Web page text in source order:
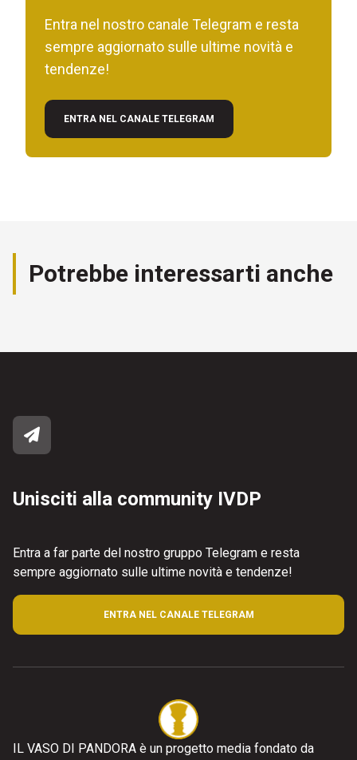
Entra nel nostro canale Telegram e resta
sempre aggiornato sulle ultime novità e
tendenze!
ENTRA NEL CANALE TELEGRAM
Potrebbe interessarti anche
Unisciti alla community IVDP
Entra a far parte del nostro gruppo Telegram e resta
sempre aggiornato sulle ultime novità e tendenze!
ENTRA NEL CANALE TELEGRAM
IL VASO DI PANDORA è un progetto media fondato da